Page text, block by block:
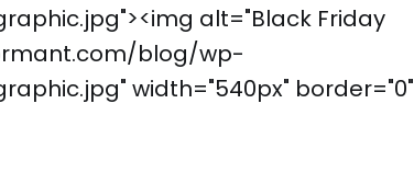
alt="Black Friday
blog/wp-
width="540px" border="0"